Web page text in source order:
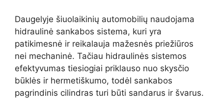
Daugelyje šiuolaikinių automobilių naudojama
hidraulinė sankabos sistema, kuri yra
patikimesnė ir reikalauja mažesnės priežiūros
nei mechaninė. Tačiau hidraulinės sistemos
efektyvumas tiesiogiai priklauso nuo skysčio
būklės ir hermetiškumo, todėl sankabos
pagrindinis cilindras turi būti sandarus ir švarus.